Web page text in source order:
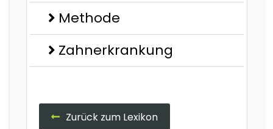
Methode
Zahnerkrankung
Zurück zum Lexikon